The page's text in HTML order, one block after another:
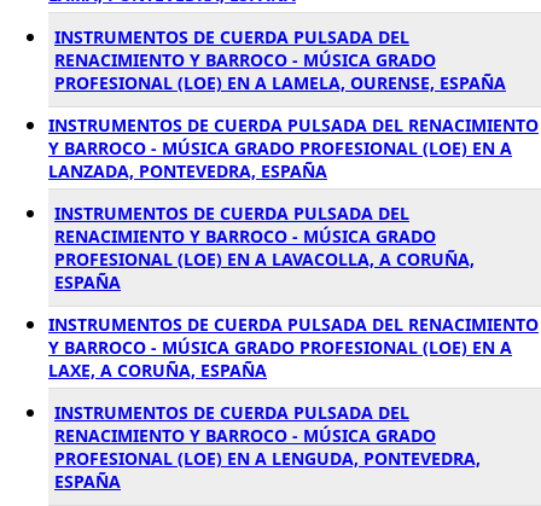
INSTRUMENTOS DE CUERDA PULSADA DEL
RENACIMIENTO Y BARROCO - MÚSICA GRADO
PROFESIONAL (LOE) EN A LAMELA, OURENSE, ESPAÑA
INSTRUMENTOS DE CUERDA PULSADA DEL RENACIMIENTO
Y BARROCO - MÚSICA GRADO PROFESIONAL (LOE) EN A
LANZADA, PONTEVEDRA, ESPAÑA
INSTRUMENTOS DE CUERDA PULSADA DEL
RENACIMIENTO Y BARROCO - MÚSICA GRADO
PROFESIONAL (LOE) EN A LAVACOLLA, A CORUÑA,
ESPAÑA
INSTRUMENTOS DE CUERDA PULSADA DEL RENACIMIENTO
Y BARROCO - MÚSICA GRADO PROFESIONAL (LOE) EN A
LAXE, A CORUÑA, ESPAÑA
INSTRUMENTOS DE CUERDA PULSADA DEL
RENACIMIENTO Y BARROCO - MÚSICA GRADO
PROFESIONAL (LOE) EN A LENGUDA, PONTEVEDRA,
ESPAÑA